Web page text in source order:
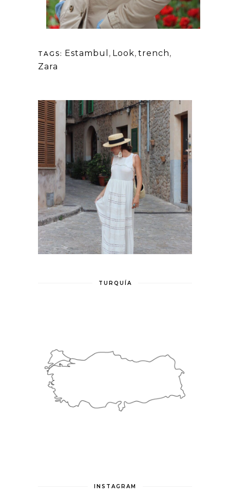
TAGS: Estambul , Look, trench,
Zara
TURQUÍA
INSTAGRAM